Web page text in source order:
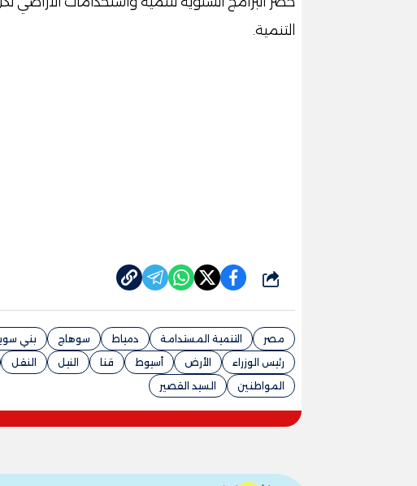
التنمية.
شارك
مصر التنمية المستدامة دمياط سوهاج بني
رئيس الوزراء
الأرض أسيوط قنا النيل النقل
المواطنين
السيد القصير